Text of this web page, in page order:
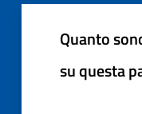
Quanto
su questa